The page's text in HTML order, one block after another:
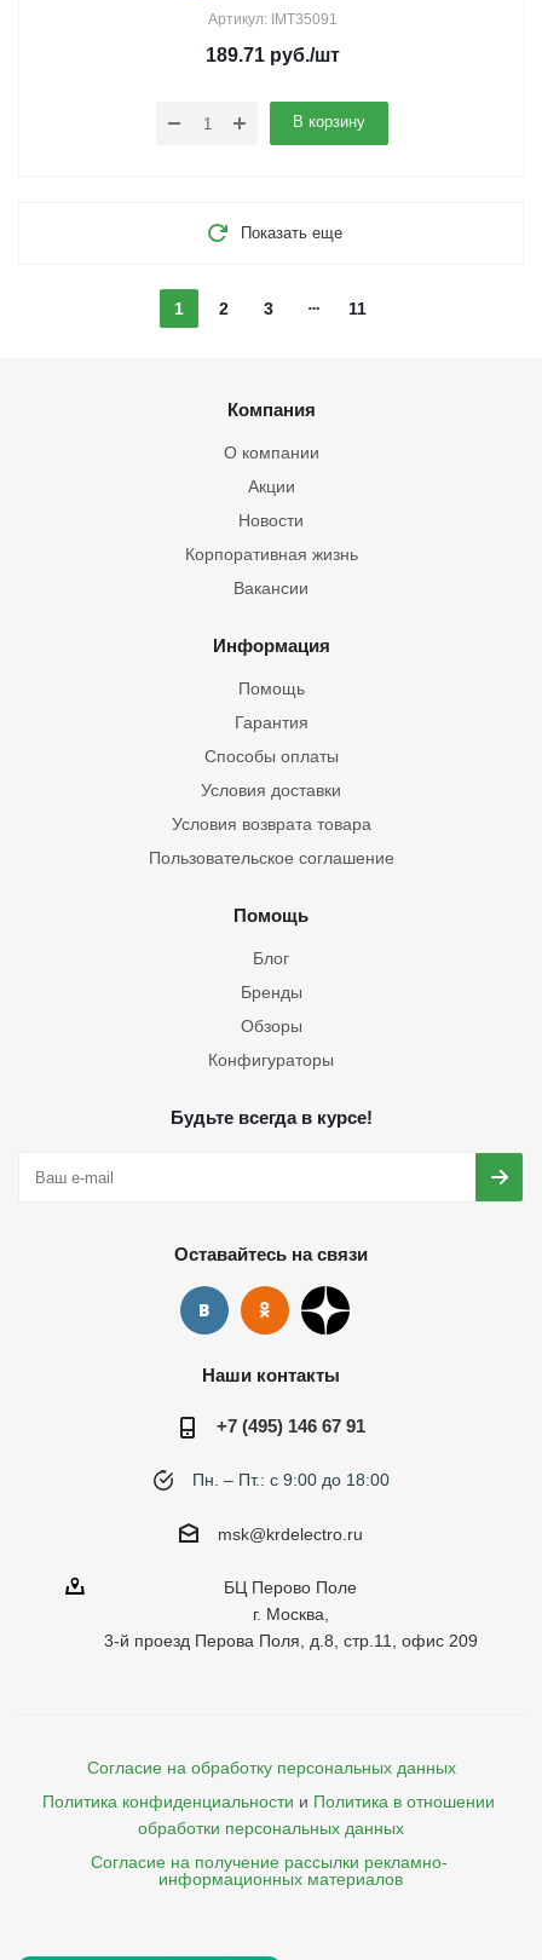
Артикул: IMT35091
189.71руб./шт
В корзину
Показать еще
1 2 3 11
Компания
О компании
Акции
Новости
Корпоративная жизнь
Вакансии
Информация
Помощь
Гарантия
Способы оплаты
Условия доставки
Условия возврата товара
Пользовательское соглашение
Помощь
Блог
Бренды
Обзоры
Конфигураторы
Будьте всегда в курсе!
Оставайтесь на связи
Наши контакты
+7 (495) 146 67 91
Пн. – Пт.: с 9:00 до 18:00
msk@krdelectro.ru
БЦ Перово Поле
г. Москва,
3-й проезд Перова Поля, д.8, стр.11, офис 209
Согласие на обработку персональных данных
Политика конфиденциальности и Политика в отношении
обработки персональных данных
Согласие на получение рассылки рекламно-
    информационных материалов